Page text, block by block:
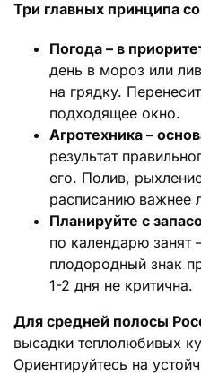
Три главных принципа
Погода – в
день в мороз или
на грядку.
подходящее окно.
Агротехника –
результат
его. Полив,
расписанию важнее
Планируйте с
по календарю занят
плодородный знак
1-2 дня не критична.
Для средней полосы
высадки теплолюбивых
Ориентируйтесь на